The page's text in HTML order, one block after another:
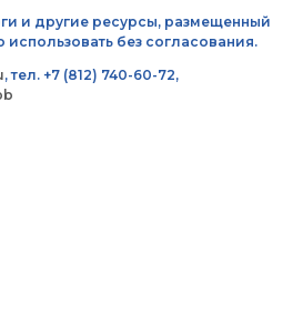
и другие ресурсы, размещенный
без согласования.
, тел. +7 (812) 740-60-72,